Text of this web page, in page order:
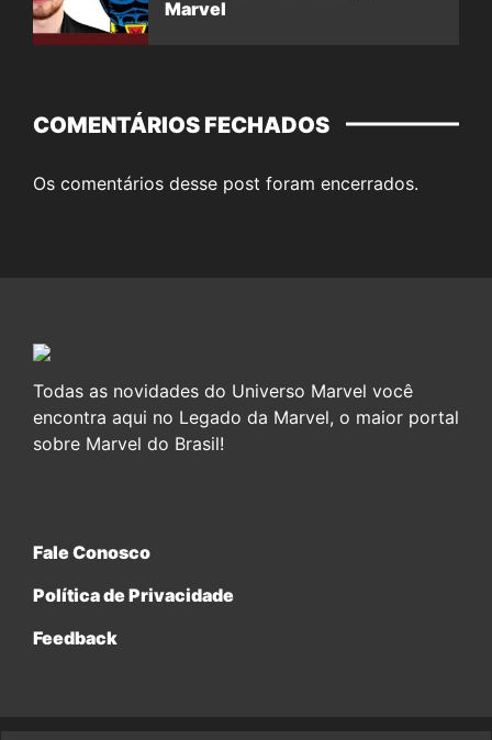
Marvel
COMENTÁRIOS FECHADOS
Os comentários desse post foram encerrados.
Todas as novidades do Universo Marvel você
encontra aqui no Legado da Marvel, o maior portal
sobre Marvel do Brasil!
Fale Conosco
Política de Privacidade
Feedback